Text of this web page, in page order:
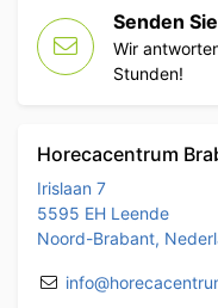
Senden
Wir
Stunden!
Horecacentrum
Irislaan 7
5595 EH Leende
Noord-Brabant,